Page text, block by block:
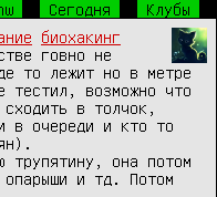
Сегодня
Клубы
биохакинг
говно не
то лежит но в метре
тестил, возможно что
в толчок,
в очереди и кто то
трупятину, она потом
и тд. Потом